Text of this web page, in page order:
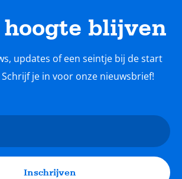
hoogte blijven
updates of een seintje bij de start
je in voor onze nieuwsbrief!
Inschrijven